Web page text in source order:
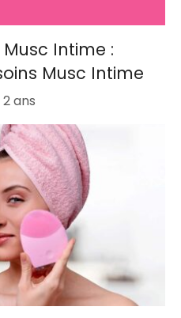
Intime :
Musc Intime
ans